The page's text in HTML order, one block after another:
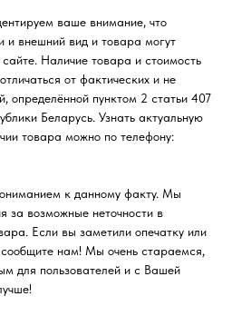
ваше внимание, что
и внешний вид и товара могут
Наличие товара и стоимость
от фактических и не
определённой пунктом 2 статьи 407
Беларусь. Узнать актуальную
товара можно по телефону:
к данному факту. Мы
за возможные неточности в
Если вы заметили опечатку или
нам! Мы очень стараемся,
для пользователей и с Вашей